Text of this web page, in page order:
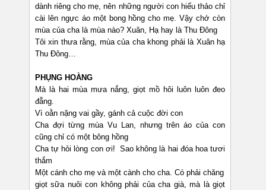
dành riêng cho mẹ, nên những người con hiếu thảo chỉ
cài lên ngực áo một bong hồng cho mẹ. Vậy chớ còn
mùa của cha là mùa nào? Xuân, Hạ hay là Thu Đông
Tôi xin thưa rằng, mùa của cha khong phải là Xuân hạ
Thu Đông…
PHỤNG HOÀNG
Mà là hai mùa mưa nắng, giọt mồ hôi luôn luôn đeo
đẵng.
Vì oằn nặng vai gầy, gánh cả cuộc đời con
Cha đợi từng mùa Vu Lan, nhưng trên áo của con
cũng chỉ có một bông hồng
Cha tự hỏi lòng con ơi! Sao không là hai đóa hoa tươi
thắm
Một cánh cho mẹ và một cành cho cha. Có phải chăng
giọt sữa nuôi con không phải của cha già, mà là giọt